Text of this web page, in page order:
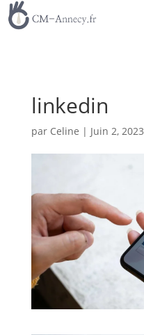
linkedin
par Celine | Juin 2, 2023